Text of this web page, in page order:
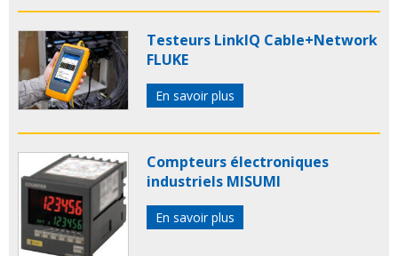
Testeurs LinkIQ Cable+Network
FLUKE
En savoir plus
Compteurs électroniques
industriels MISUMI
En savoir plus